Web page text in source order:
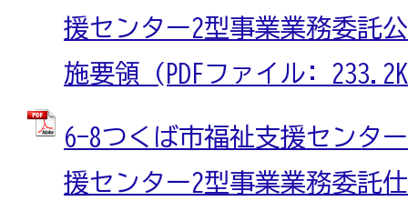
援センター2型事業業務委託
施要領 (PDFファイル:
6-8つくば市福祉支援センタ
援センター2型事業業務委託